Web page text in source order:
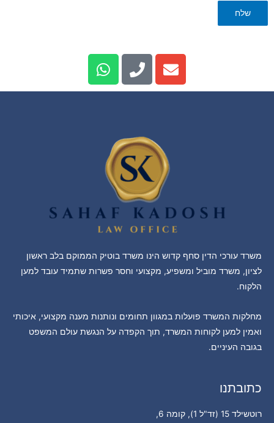
שלח
משרד עורכי הדין סחף קדוש הינו משרד בוטיק הממוקם בלב ראשון
לציון, משרד מוביל ומשפיע, מקצועי וחסר פשרות שתמיד עובד למען
הלקוח.
מחלקות המשרד פועלות במגוון תחומים ונותנות מענה מקצועי, איכותי
ואמין למען לקוחות המשרד, תוך הקפדה על הנגשת עולם המשפט
בגובה העיניים.
כתובתנו
רוטשילד 15 (זד"ל 1), קומה 6,